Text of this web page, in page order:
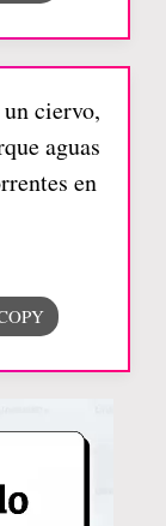
ciervo,
aguas
en